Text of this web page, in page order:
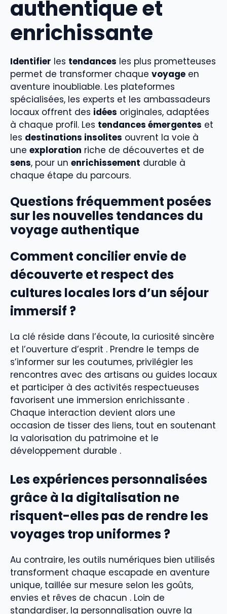
authentique et
enrichissante
Identifier les tendances les plus prometteuses
permet de transformer chaque voyage en
aventure inoubliable. Les plateformes
spécialisées, les experts et les ambassadeurs
locaux offrent des idées originales, adaptées
à chaque profil. Les tendances émergentes et
les destinations insolites ouvrent la voie à
une exploration riche de découvertes et de
sens, pour un enrichissement durable à
chaque étape du parcours.
Questions fréquemment posées
sur les nouvelles tendances du
voyage authentique
Comment concilier envie de
découverte et respect des
cultures locales lors d’un séjour
immersif ?
La clé réside dans l’écoute, la curiosité sincère
et l’ouverture d’esprit . Prendre le temps de
s’informer sur les coutumes, privilégier les
rencontres avec des artisans ou guides locaux
et participer à des activités respectueuses
favorisent une immersion enrichissante .
Chaque interaction devient alors une
occasion de tisser des liens, tout en soutenant
la valorisation du patrimoine et le
développement durable .
Les expériences personnalisées
grâce à la digitalisation ne
risquent-elles pas de rendre les
voyages trop uniformes ?
Au contraire, les outils numériques bien utilisés
transforment chaque escapade en aventure
unique, taillée sur mesure selon les goûts,
envies et rêves de chacun . Loin de
standardiser, la personnalisation ouvre la